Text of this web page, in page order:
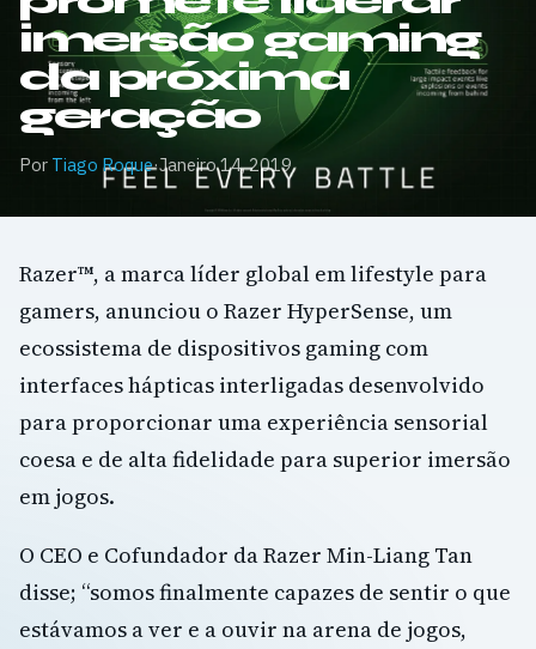
imersão gaming
da próxima
geração
Por Tiago Roque·Janeiro 14, 2019
Razer™, a marca líder global em lifestyle para
gamers, anunciou o Razer HyperSense, um
ecossistema de dispositivos gaming com
interfaces hápticas interligadas desenvolvido
para proporcionar uma experiência sensorial
coesa e de alta fidelidade para superior imersão
em jogos.
O CEO e Cofundador da Razer Min-Liang Tan
disse; “somos finalmente capazes de sentir o que
estávamos a ver e a ouvir na arena de jogos,